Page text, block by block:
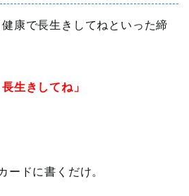
康で長生きしてねといった締
生きしてね」
ードに書くだけ。